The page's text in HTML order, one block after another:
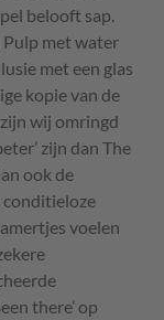
belooft sap.
Pulp met water
met een glas
kopie van de
wij omringd
zijn dan The
ook de
voelen
there’ op